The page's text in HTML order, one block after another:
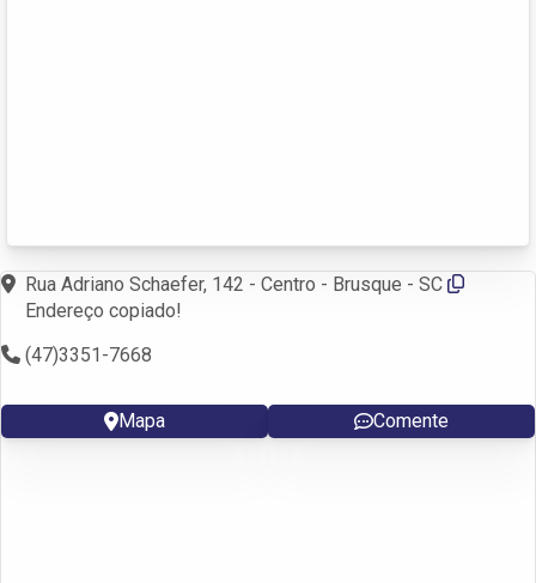
Rua Adriano Schaefer, 142 - Centro - Brusque - SC
Endereço copiado!
(47)3351-7668
Mapa Comente